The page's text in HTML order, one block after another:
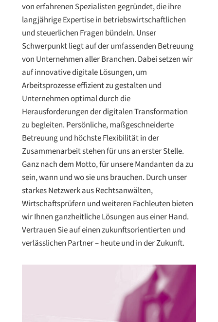
von erfahrenen Spezialisten gegründet, die ihre
langjährige Expertise in betriebswirtschaftlichen
und steuerlichen Fragen bündeln. Unser
Schwerpunkt liegt auf der umfassenden Betreuung
von Unternehmen aller Branchen. Dabei setzen wir
auf innovative digitale Lösungen, um
Arbeitsprozesse effizient zu gestalten und
Unternehmen optimal durch die
Herausforderungen der digitalen Transformation
zu begleiten. Persönliche, maßgeschneiderte
Betreuung und höchste Flexibilität in der
Zusammenarbeit stehen für uns an erster Stelle.
Ganz nach dem Motto, für unsere Mandanten da zu
sein, wann und wo sie uns brauchen. Durch unser
starkes Netzwerk aus Rechtsanwälten,
Wirtschaftsprüfern und weiteren Fachleuten bieten
wir Ihnen ganzheitliche Lösungen aus einer Hand.
Vertrauen Sie auf einen zukunftsorientierten und
verlässlichen Partner – heute und in der Zukunft.